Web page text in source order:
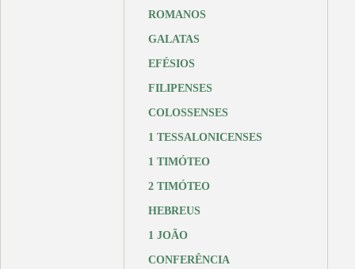
ROMANOS
GALATAS
EFÉSIOS
FILIPENSES
COLOSSENSES
1 TESSALONICENSES
1 TIMÓTEO
2 TIMÓTEO
HEBREUS
1 JOÃO
CONFERÊNCIA